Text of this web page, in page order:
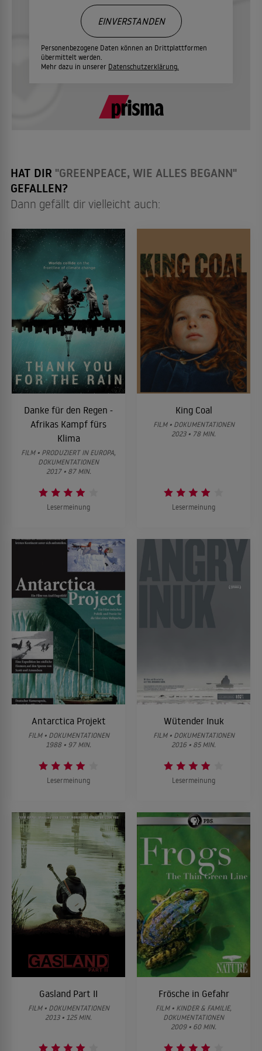
Personenbezogene Daten können an Drittplattformen
übermittelt werden.
Mehr dazu in unserer Datenschutzerklärung.
EINVERSTANDEN
HAT DIR "GREENPEACE, WIE ALLES BEGANN"
GEFALLEN?
Dann gefällt dir vielleicht auch:
Danke für den Regen -
Afrikas Kampf fürs
Klima
FILM • PRODUZIERT IN EUROPA,
DOKUMENTATIONEN
2017 • 87 MIN.
Lesermeinung
King Coal
FILM • DOKUMENTATIONEN
2023 • 78 MIN.
Lesermeinung
Antarctica Projekt
FILM • DOKUMENTATIONEN
1988 • 97 MIN.
Lesermeinung
Wütender Inuk
FILM • DOKUMENTATIONEN
2016 • 85 MIN.
Lesermeinung
Gasland Part II
FILM • DOKUMENTATIONEN
2013 • 125 MIN.
Frösche in Gefahr
FILM • KINDER & FAMILIE,
DOKUMENTATIONEN
2009 • 60 MIN.